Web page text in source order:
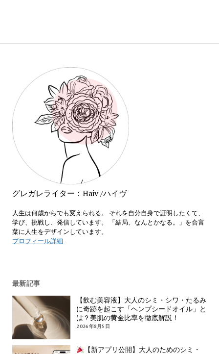
グレガレライター：Haiv /ハイヴ
人生は何歳からでも変えられる。 それを自分自身で証明したくて、
学び、挑戦し、発信しています。 「結局、なんとかなる。」を合言
葉に人生をデザインしています。
プロフィール詳細
最新記事
【飲む美容液】大人のシミ・シワ・たるみ
に奇跡を起こす「ヘンプシードオイル」と
は？美肌の黄金比率を徹底解説！
2026年8月5日
【新アプリ公開】大人のためのシミ・